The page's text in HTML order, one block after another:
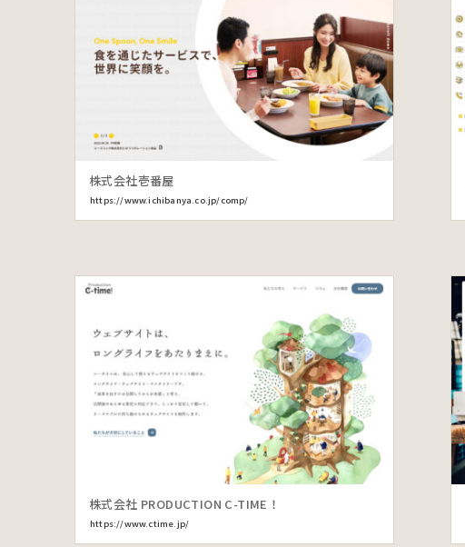
株式会社壱番屋
https://www.ichibanya.co.jp/comp/
株式会社 PRODUCTION C-TIME！
https://www.ctime.jp/